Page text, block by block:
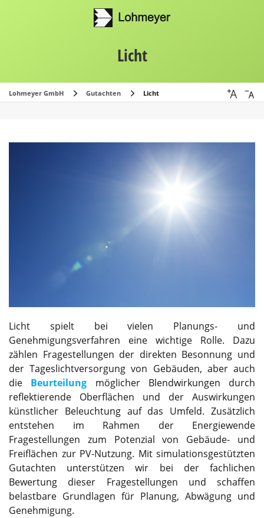
Licht
Lohmeyer GmbH Gutachten Licht
Licht spielt bei vielen Planungs- und
Genehmigungsverfahren eine wichtige Rolle. Dazu
zählen Fragestellungen der direkten Besonnung und
der Tageslichtversorgung von Gebäuden, aber auch
die Beurteilung möglicher Blendwirkungen durch
reflektierende Oberflächen und der Auswirkungen
künstlicher Beleuchtung auf das Umfeld. Zusätzlich
entstehen im Rahmen der Energiewende
Fragestellungen zum Potenzial von Gebäude- und
Freiflächen zur PV-Nutzung. Mit simulationsgestützten
Gutachten unterstützen wir bei der fachlichen
Bewertung dieser Fragestellungen und schaffen
belastbare Grundlagen für Planung, Abwägung und
Genehmigung.